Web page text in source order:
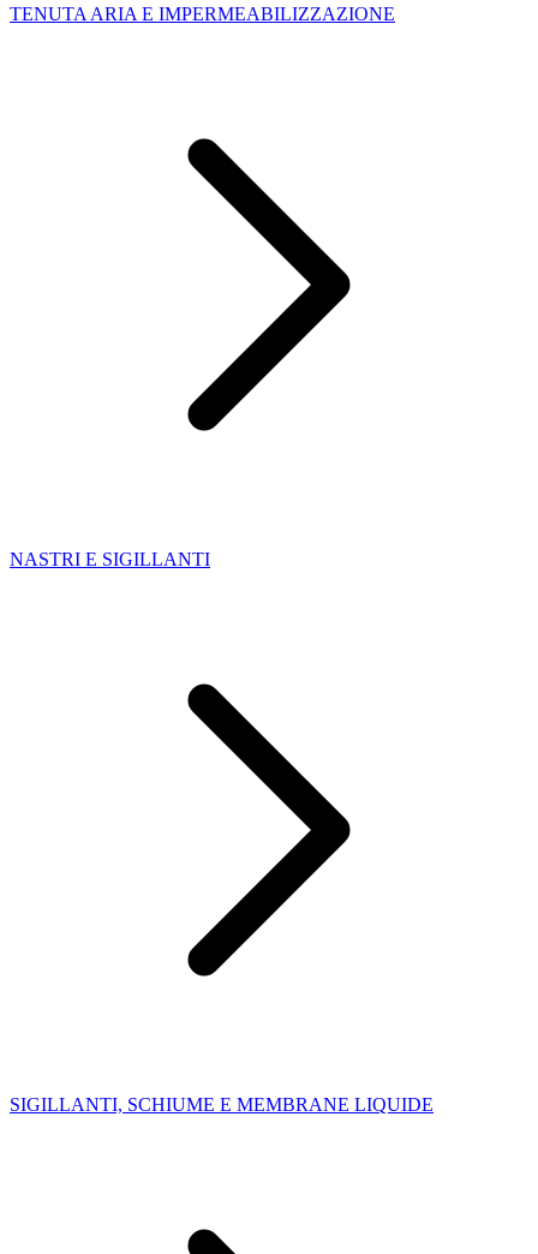
TENUTA ARIA E IMPERMEABILIZZAZIONE
NASTRI E SIGILLANTI
SIGILLANTI, SCHIUME E MEMBRANE LIQUIDE